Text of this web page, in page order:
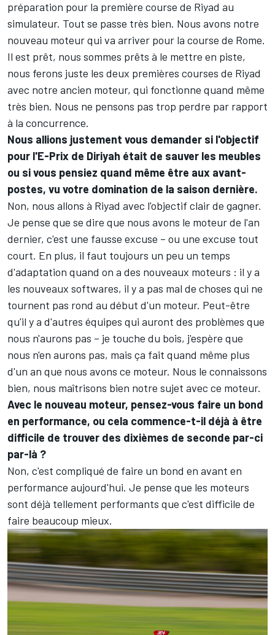
préparation pour la première course de Riyad au
simulateur. Tout se passe très bien. Nous avons notre
nouveau moteur qui va arriver pour la course de Rome.
Il est prêt, nous sommes prêts à le mettre en piste,
nous ferons juste les deux premières courses de Riyad
avec notre ancien moteur, qui fonctionne quand même
très bien. Nous ne pensons pas trop perdre par rapport
à la concurrence.
Nous allions justement vous demander si l'objectif
pour l'E-Prix de Diriyah était de sauver les meubles
ou si vous pensiez quand même être aux avant-
postes, vu votre domination de la saison dernière.
Non, nous allons à Riyad avec l'objectif clair de gagner.
Je pense que se dire que nous avons le moteur de l'an
dernier, c'est une fausse excuse – ou une excuse tout
court. En plus, il faut toujours un peu un temps
d'adaptation quand on a des nouveaux moteurs : il y a
les nouveaux softwares, il y a pas mal de choses qui ne
tournent pas rond au début d'un moteur. Peut-être
qu'il y a d'autres équipes qui auront des problèmes que
nous n'aurons pas – je touche du bois, j'espère que
nous n'en aurons pas, mais ça fait quand même plus
d'un an que nous avons ce moteur. Nous le connaissons
bien, nous maîtrisons bien notre sujet avec ce moteur.
Avec le nouveau moteur, pensez-vous faire un bond
en performance, ou cela commence-t-il déjà à être
difficile de trouver des dixièmes de seconde par-ci
par-là ?
Non, c'est compliqué de faire un bond en avant en
performance aujourd'hui. Je pense que les moteurs
sont déjà tellement performants que c'est difficile de
faire beaucoup mieux.